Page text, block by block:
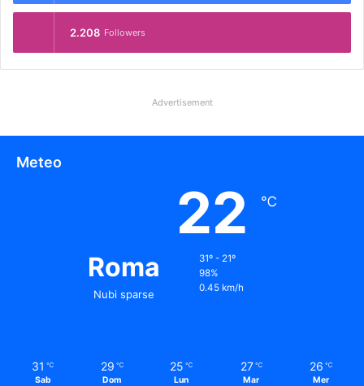
2.208 Followers
Advertisement
Meteo
Roma
Nubi sparse
22 ℃
31º - 21º
98%
0.45 km/h
31 ℃
Sab
29 ℃
Dom
25 ℃
Lun
27 ℃
Mar
26 ℃
Mer